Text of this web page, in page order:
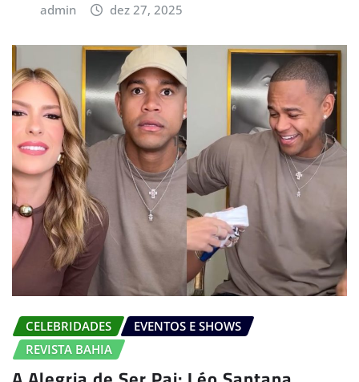
admin dez 27, 2025
CELEBRIDADES
EVENTOS E SHOWS
REVISTA BAHIA